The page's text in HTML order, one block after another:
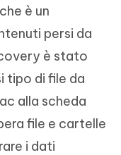
che è un
persi da
è stato
tipo di file da
alla scheda
file e cartelle
i dati